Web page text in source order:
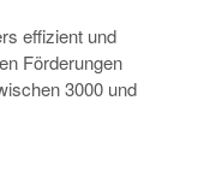
effizient und
Förderungen
3000 und